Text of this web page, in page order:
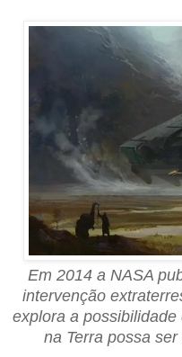
Em 2014 a NASA
intervenção
explora a
na Terra possa